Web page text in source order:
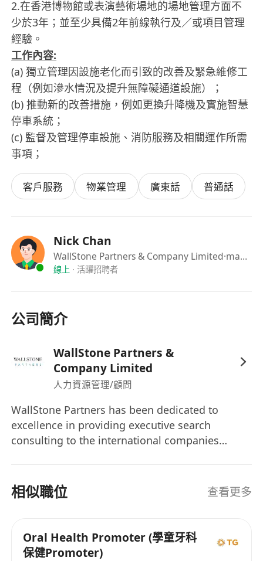
2.在香港博物館或表演藝術場地的場地管理方面不
少於3年；並至少具備2年前線執行及／或項目管理
經驗。
工作內容:
(a) 獨立管理因設施老化而引致的改善及緊急維修工
程（例如滲水情況及提升無障礙通道設施）；
(b) 推動新的改善措施，例如更換升降機及實施智慧
停車系統；
(c) 監督及管理停車設施、消防服務及相關運作所需
事項；
客戶服務 物業管理 廣東話 普通話
Nick Chan
WallStone Partners & Company Limited·manager
線上 · 活躍招聘者
公司簡介
WallStone Partners &
Company Limited
人力資源管理/顧問
WallStone Partners has been dedicated to
excellence in providing executive search
consulting to the international companies
record, creative and consultative approach, and
commitment to quality, integrity and
enduring, effective working relationships.
相似職位 查看更多
Oral Health Promoter (學童牙科
保健Promoter)